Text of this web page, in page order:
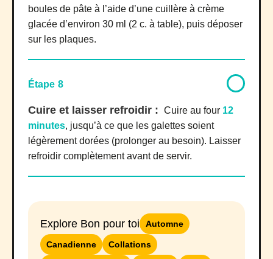
boules de pâte à l’aide d’une cuillère à crème
glacée d’environ 30 ml (2 c. à table), puis déposer
sur les plaques.
Étape 8
Cuire et laisser refroidir : Cuire au four 12
minutes, jusqu’à ce que les galettes soient
légèrement dorées (prolonger au besoin). Laisser
refroidir complètement avant de servir.
Explore Bon pour toi Automne
Canadienne Collations